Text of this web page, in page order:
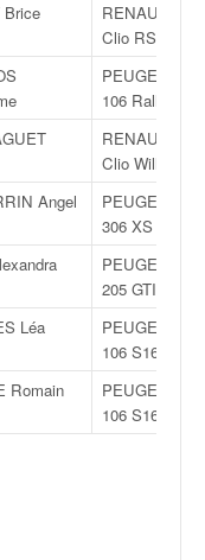
Brice
RENAULT
Clio RS
PEUGEOT
106 Rallye
RENAULT
Clio Williams
Angel
PEUGEOT
306 XS
PEUGEOT
205 GTI
Léa
PEUGEOT
106 S16
Romain
PEUGEOT
106 S16